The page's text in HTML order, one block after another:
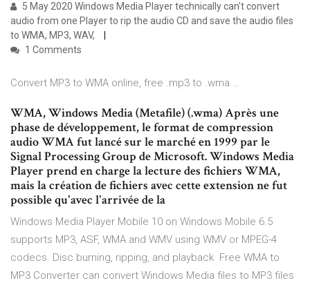
5 May 2020 Windows Media Player technically can't convert
audio from one Player to rip the audio CD and save the audio files
to WMA, MP3, WAV,
1 Comments
Convert MP3 to WMA online, free .mp3 to .wma …
WMA, Windows Media (Metafile) (.wma) Après une
phase de développement, le format de compression
audio WMA fut lancé sur le marché en 1999 par le
Signal Processing Group de Microsoft. Windows Media
Player prend en charge la lecture des fichiers WMA,
mais la création de fichiers avec cette extension ne fut
possible qu'avec l'arrivée de la
Windows Media Player Mobile 10 on Windows Mobile 6.5
supports MP3, ASF, WMA and WMV using WMV or MPEG-4
codecs. Disc burning, ripping, and playback Free WMA to
MP3 Converter can convert Windows Media files to MP3 files